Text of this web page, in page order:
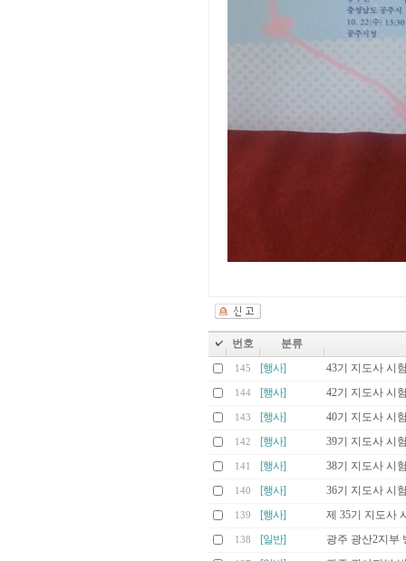
번호 분류
145 [행사] 43기 지도사 시
144 [행사] 42기 지도사 시
143 [행사] 40기 지도사 시
142 [행사] 39기 지도사 시
141 [행사] 38기 지도사 시
140 [행사] 36기 지도사 시
139 [행사] 제 35기 지도사
138 [일반] 광주 광산2지부